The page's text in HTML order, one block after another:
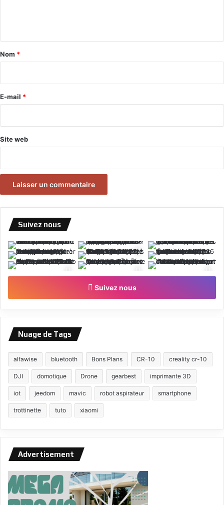
a
e
Nom *
E-mail *
Site web
Suivez nous
Suivez nous
Nuage de Tags
alfawise bluetooth Bons Plans CR-10 creality cr-10
DJI domotique Drone gearbest imprimante 3D
iot jeedom mavic robot aspirateur smartphone
trottinette tuto xiaomi
Advertisement